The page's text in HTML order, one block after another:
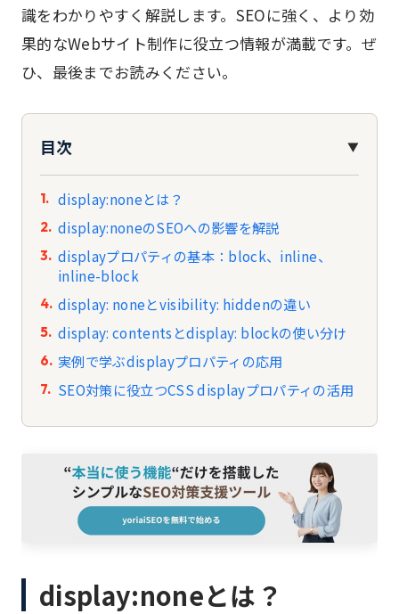
識をわかりやすく解説します。SEOに強く、より効
果的なWebサイト制作に役立つ情報が満載です。ぜ
ひ、最後までお読みください。
目次 ▼
display:noneとは？
display:noneのSEOへの影響を解説
displayプロパティの基本：block、inline、
inline-block
display: noneとvisibility: hiddenの違い
display: contentsとdisplay: blockの使い分け
実例で学ぶdisplayプロパティの応用
SEO対策に役立つCSS displayプロパティの活用
display:noneとは？